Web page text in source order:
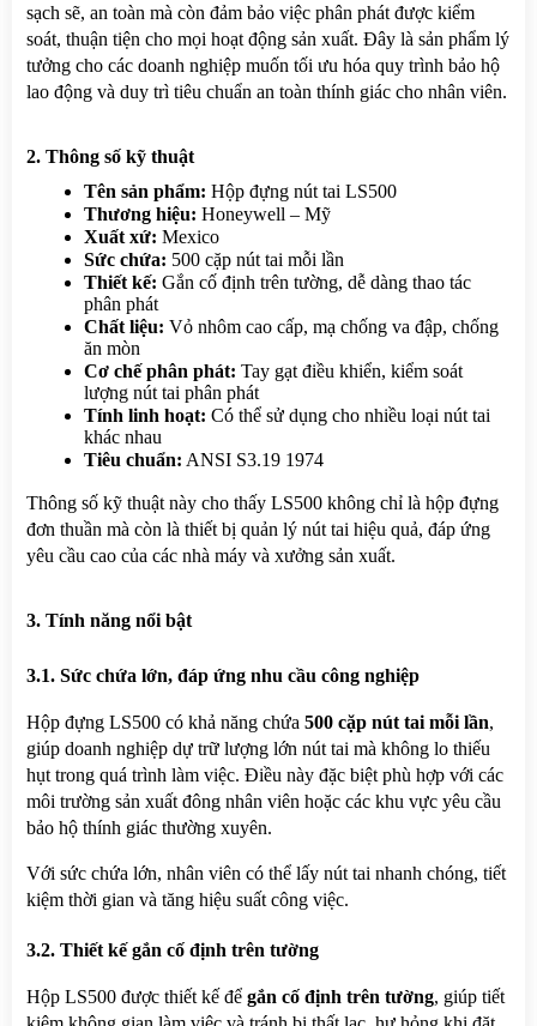
sạch sẽ, an toàn mà còn đảm bảo việc phân phát được kiểm
soát, thuận tiện cho mọi hoạt động sản xuất. Đây là sản phẩm lý
tưởng cho các doanh nghiệp muốn tối ưu hóa quy trình bảo hộ
lao động và duy trì tiêu chuẩn an toàn thính giác cho nhân viên.
2. Thông số kỹ thuật
Tên sản phẩm: Hộp đựng nút tai LS500
Thương hiệu: Honeywell – Mỹ
Xuất xứ: Mexico
Sức chứa: 500 cặp nút tai mỗi lần
Thiết kế: Gắn cố định trên tường, dễ dàng thao tác
phân phát
Chất liệu: Vỏ nhôm cao cấp, mạ chống va đập, chống
ăn mòn
Cơ chế phân phát: Tay gạt điều khiển, kiểm soát
lượng nút tai phân phát
Tính linh hoạt: Có thể sử dụng cho nhiều loại nút tai
khác nhau
Tiêu chuẩn: ANSI S3.19 1974
Thông số kỹ thuật này cho thấy LS500 không chỉ là hộp đựng
đơn thuần mà còn là thiết bị quản lý nút tai hiệu quả, đáp ứng
yêu cầu cao của các nhà máy và xưởng sản xuất.
3. Tính năng nổi bật
3.1. Sức chứa lớn, đáp ứng nhu cầu công nghiệp
Hộp đựng LS500 có khả năng chứa 500 cặp nút tai mỗi lần,
giúp doanh nghiệp dự trữ lượng lớn nút tai mà không lo thiếu
hụt trong quá trình làm việc. Điều này đặc biệt phù hợp với các
môi trường sản xuất đông nhân viên hoặc các khu vực yêu cầu
bảo hộ thính giác thường xuyên.
Với sức chứa lớn, nhân viên có thể lấy nút tai nhanh chóng, tiết
kiệm thời gian và tăng hiệu suất công việc.
3.2. Thiết kế gắn cố định trên tường
Hộp LS500 được thiết kế để gắn cố định trên tường, giúp tiết